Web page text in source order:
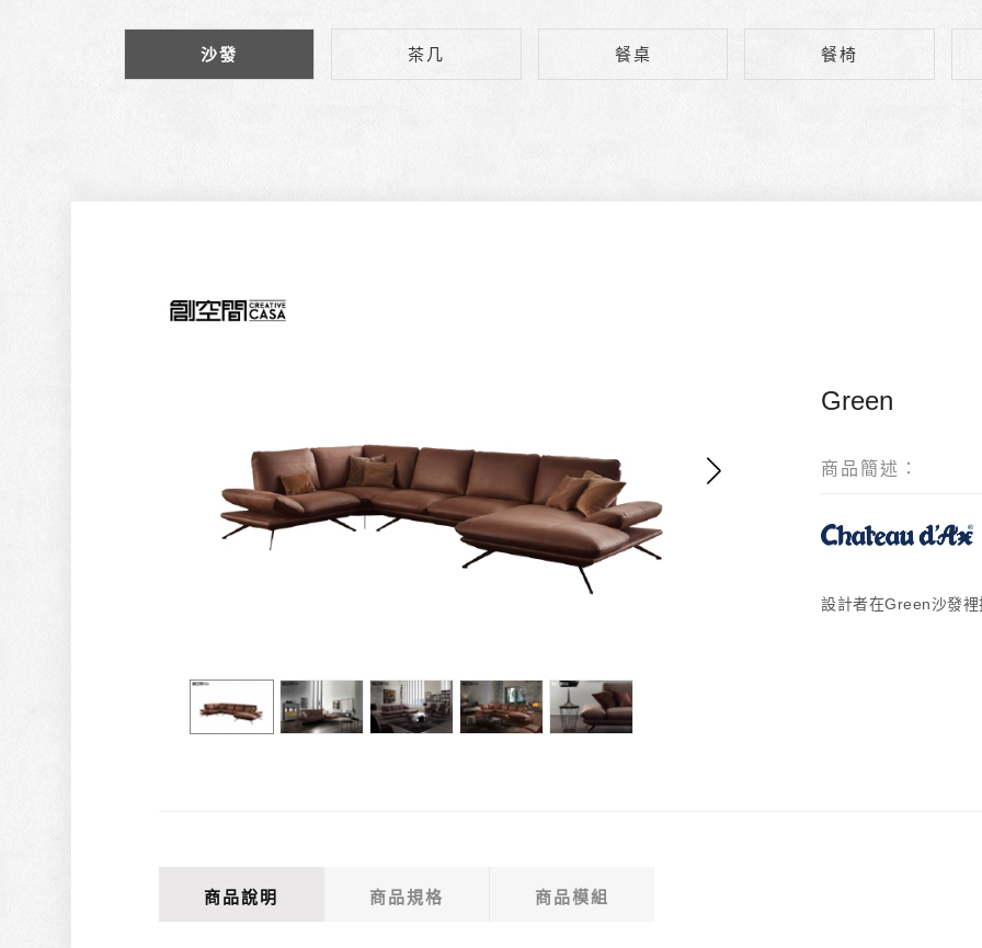
沙發 茶几 餐桌 餐椅
Green
商品簡述：
設計者在Green沙發
商品說明 商品規格 商品模組